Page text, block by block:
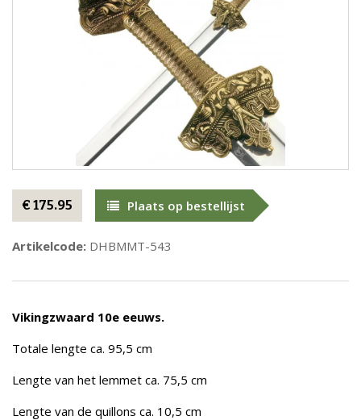
€ 175.95 Plaats op bestellijst
Artikelcode: DHBMMT-543
Vikingzwaard 10e eeuws.
Totale lengte ca. 95,5 cm
Lengte van het lemmet ca. 75,5 cm
Lengte van de quillons ca. 10,5 cm